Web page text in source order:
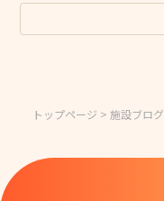
トップページ > 施設ブログ